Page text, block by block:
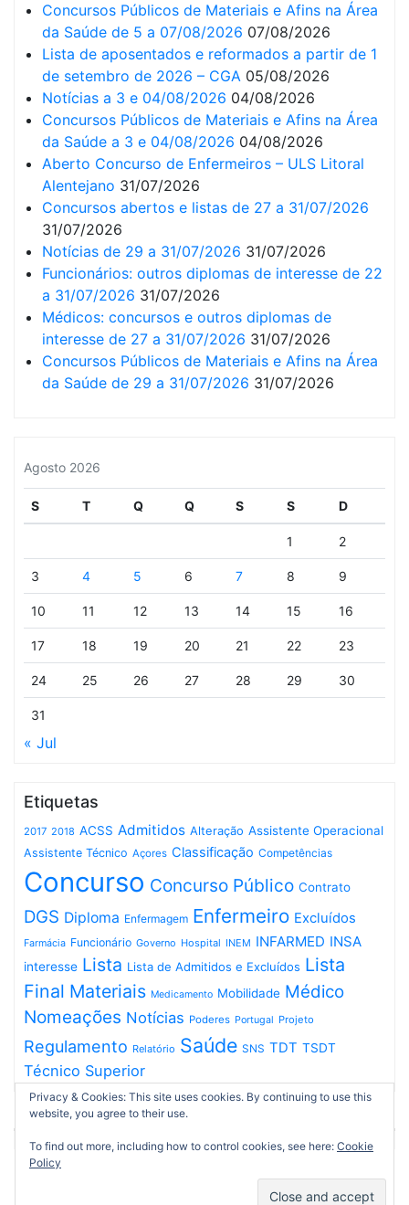
Concursos Públicos de Materiais e Afins na Área
da Saúde de 5 a 07/08/2026 07/08/2026
Lista de aposentados e reformados a partir de 1
de setembro de 2026 – CGA 05/08/2026
Notícias a 3 e 04/08/2026 04/08/2026
Concursos Públicos de Materiais e Afins na Área
da Saúde a 3 e 04/08/2026 04/08/2026
Aberto Concurso de Enfermeiros – ULS Litoral
Alentejano 31/07/2026
Concursos abertos e listas de 27 a 31/07/2026
31/07/2026
Notícias de 29 a 31/07/2026 31/07/2026
Funcionários: outros diplomas de interesse de 22
a 31/07/2026 31/07/2026
Médicos: concursos e outros diplomas de
interesse de 27 a 31/07/2026 31/07/2026
Concursos Públicos de Materiais e Afins na Área
da Saúde de 29 a 31/07/2026 31/07/2026
Agosto 2026
S T Q Q S S D
1 2
3 4 5 6 7 8 9
10 11 12 13 14 15 16
17 18 19 20 21 22 23
24 25 26 27 28 29 30
31
« Jul
Etiquetas
2017 2018 ACSS Admitidos Alteração Assistente Operacional
Assistente Técnico Açores Classificação Competências
Concurso Concurso Público Contrato
DGS Diploma Enfermagem Enfermeiro Excluídos
Farmácia Funcionário Governo Hospital INEM INFARMED INSA
interesse Lista Lista de Admitidos e Excluídos Lista
Final Materiais Medicamento Mobilidade Médico
Nomeações Notícias Poderes Portugal Projeto
Regulamento Relatório Saúde SNS TDT TSDT
Técnico Superior
Privacy & Cookies: This site uses cookies. By continuing to use this
website, you agree to their use.
To find out more, including how to control cookies, see here: Cookie
Policy